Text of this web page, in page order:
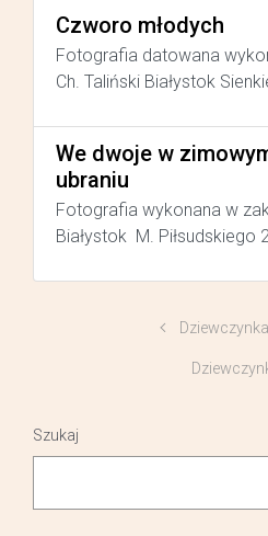
Czworo młodych
Fotografia datowana
Ch. Taliński Białystok
We dwoje w
ubraniu
Fotografia wykonana w
Białystok M. Piłsudskiego
Szukaj